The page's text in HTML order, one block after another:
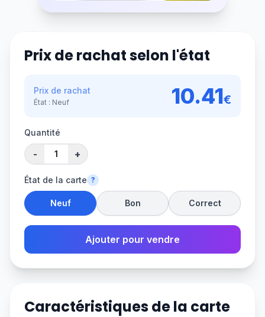
Prix de rachat selon l'état
Prix de rachat
État : Neuf 10.41€
Quantité
- +
État de la carte ?
Neuf Bon Correct
Ajouter pour vendre
Caractéristiques de la carte